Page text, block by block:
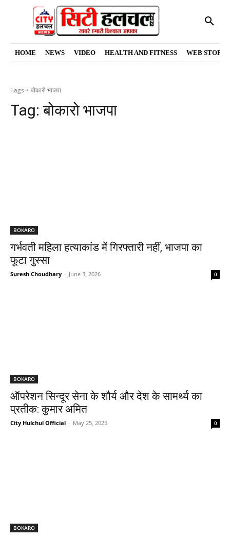
HOME NEWS VIDEO HEALTH AND FITNESS WEB
Tags बोकारो भाजपा
Tag:बोकारो भाजपा
BOKARO
गर्भवती महिला हत्याकांड में गिरफ्तारी नहीं, भाजपा का
फूटा गुस्सा
Suresh Choudhary - June 3, 2026 0
BOKARO
ऑपरेशन सिन्दूर सेना के शौर्य और देश के सामर्थ्य का
प्रतीक: कुमार अमित
City Hulchul Official - May 25, 2025 0
BOKARO